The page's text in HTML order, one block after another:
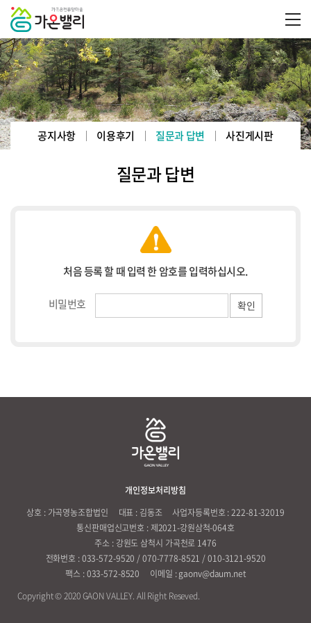
공지사항 이용후기 질문과 답변 사진게시판
질문과 답변
처음 등록 할 때 입력 한 암호를 입력하십시오.
비밀번호
개인정보처리방침
상호 : 가곡영농조합법인
대표 : 김동조
사업자등록번호 : 222-81-32019
통신판매업신고번호 : 제2021-강원삼척-064호
주소 : 강원도 삼척시 가곡천로 1476
전화번호 : 033-572-9520 / 070-7778-8521 / 010-3121-9520
팩스 : 033-572-8520
이메일 : gaonv@daum.net
Copyright © 2020 GAON VALLEY. All Right Reseved.